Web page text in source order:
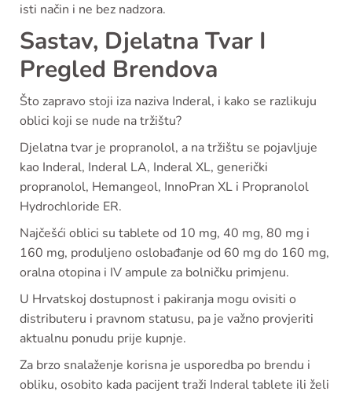
isti način i ne bez nadzora.
Sastav, Djelatna Tvar I
Pregled Brendova
Što zapravo stoji iza naziva Inderal, i kako se razlikuju
oblici koji se nude na tržištu?
Djelatna tvar je propranolol, a na tržištu se pojavljuje
kao Inderal, Inderal LA, Inderal XL, generički
propranolol, Hemangeol, InnoPran XL i Propranolol
Hydrochloride ER.
Najčešći oblici su tablete od 10 mg, 40 mg, 80 mg i
160 mg, produljeno oslobađanje od 60 mg do 160 mg,
oralna otopina i IV ampule za bolničku primjenu.
U Hrvatskoj dostupnost i pakiranja mogu ovisiti o
distributeru i pravnom statusu, pa je važno provjeriti
aktualnu ponudu prije kupnje.
Za brzo snalaženje korisna je usporedba po brendu i
obliku, osobito kada pacijent traži Inderal tablete ili želi